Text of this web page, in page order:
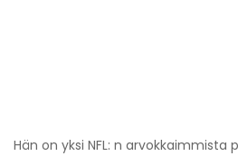
Hän on yksi NFL: n arvokkaimmista